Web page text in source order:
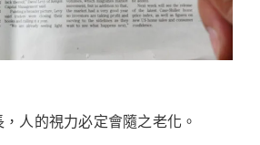
人的視力必定會隨之老化。